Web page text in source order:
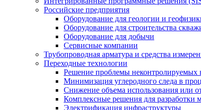
Российские предприятия
Оборудование для геологии и
Оборудование для строительства
Оборудование для добычи
Сервисные компании
Трубопроводная арматура и средства
Переходные технологии
Решение проблемы неконтролируемых
Минимизация углеродного следа в
Снижение объема использования или
Комплексные решения для разработки
Электрификация инфраструктуры